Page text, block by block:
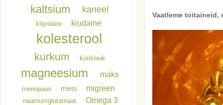
Vaatleme
kaltsium kaneel
kilpnääre kiudaine
kolesterool
kurkum küüslauk
magneesium maks
menopaus mesi migreen
naatriumglutamaat
Omega 3